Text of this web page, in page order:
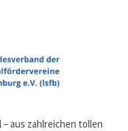
aus zahlreichen tollen